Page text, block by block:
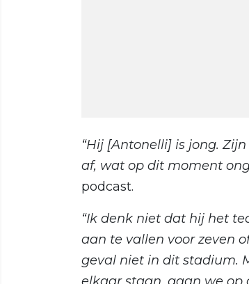
“Hij [Antonelli] is jong.
af, wat op dit moment
podcast.
“Ik denk niet dat hij het
aan te vallen voor zeven
geval niet in dit stadium.